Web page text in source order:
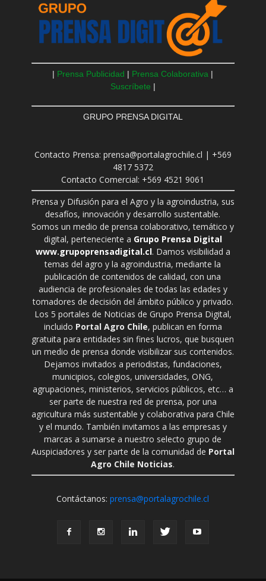
| Prensa Publicidad | Prensa Colaborativa |
Suscríbete |
GRUPO PRENSA DIGITAL
Contacto Prensa: prensa@portalagrochile.cl | +569
4817 5372
Contacto Comercial: +569 4521 9061
Prensa y Difusión para el Agro y la agroindustria, sus
desafíos, innovación y desarrollo sustentable.
Somos un medio de prensa colaborativo, temático y
digital, perteneciente a Grupo Prensa Digital
www.grupoprensadigital.cl. Damos visibilidad a
temas del agro y la agroindustria, mediante la
publicación de contenidos de calidad, con una
audiencia de profesionales de todas las edades y
tomadores de decisión del ámbito público y privado.
Los 5 portales de Noticias de Grupo Prensa Digital,
incluido Portal Agro Chile, publican en forma
gratuita para entidades sin fines lucros, que busquen
un medio de prensa donde visibilizar sus contenidos.
Dejamos invitados a periodistas, fundaciones,
municipios, colegios, universidades, ONG,
agrupaciones, ministerios, servicios públicos, etc… a
ser parte de nuestra red de prensa, por una
agricultura más sustentable y colaborativa para Chile
y el mundo. También invitamos a las empresas y
marcas a sumarse a nuestro selecto grupo de
Auspiciadores y ser parte de la comunidad de Portal
Agro Chile Noticias.
Contáctanos:prensa@portalagrochile.cl